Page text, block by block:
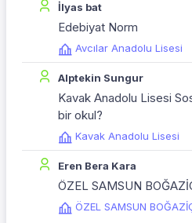
İlyas bat
Edebiyat Norm
Avcılar Anadolu Lisesi
Alptekin Sungur
Kavak Anadolu Lisesi
bir okul?
Kavak Anadolu Lisesi
Eren Bera Kara
ÖZEL SAMSUN
ÖZEL SAMSUN